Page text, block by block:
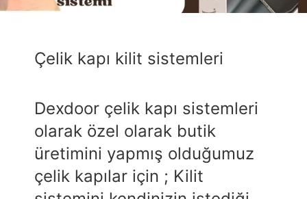
Çelik kapı kilit sistemleri
Dexdoor çelik kapı sistemleri
olarak özel olarak butik
üretimini yapmış olduğumuz
çelik kapılar için ; Kilit